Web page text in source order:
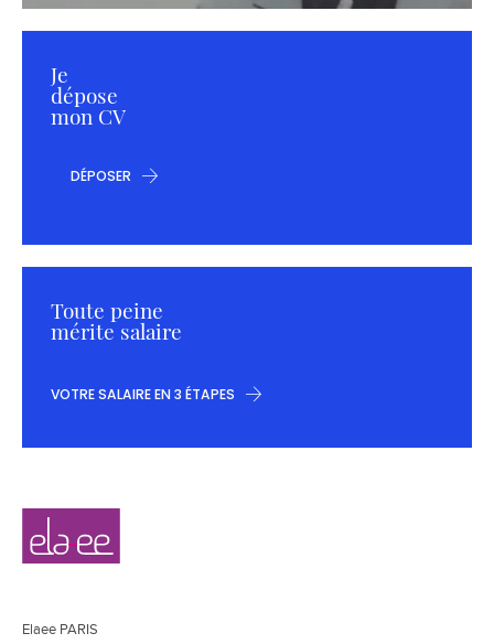
Je
dépose
mon CV
DÉPOSER
Toute peine
mérite salaire
VOTRE SALAIRE EN 3 ÉTAPES
Navigation
secondaire
Elaee
Elaee PARIS